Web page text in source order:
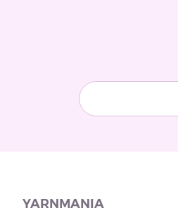
YARNMANIA